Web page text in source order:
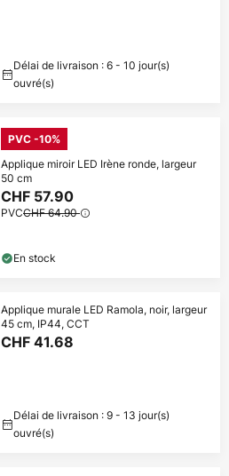
Délai de livraison : 6 - 10 jour(s)
ouvré(s)
PVC -10%
Applique miroir LED Irène ronde, largeur
50 cm
CHF 57.90
PVCCHF 64.90
En stock
Applique murale LED Ramola, noir, largeur
45 cm, IP44, CCT
CHF 41.68
Délai de livraison : 9 - 13 jour(s)
ouvré(s)